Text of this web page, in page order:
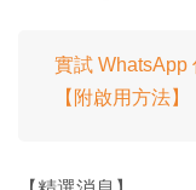
實試 WhatsApp
【附啟用方法】